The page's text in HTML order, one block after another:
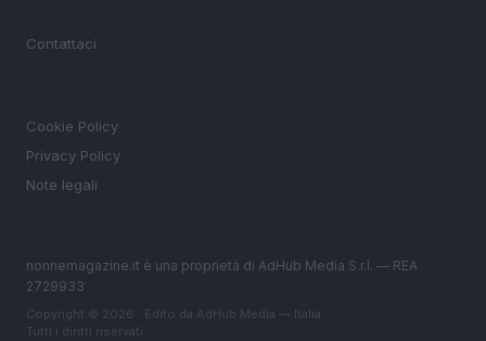
Contattaci
Cookie Policy
Privacy Policy
Note legali
nonnemagazine.it è una proprietà di AdHub Media S.r.l. — REA
2729933
Copyright © 2026 · Edito da AdHub Media — Italia
Tutti i diritti riservati